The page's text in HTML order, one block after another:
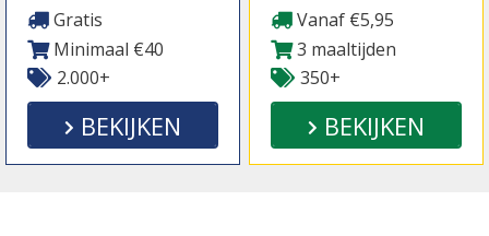
Gratis
Minimaal €40
2.000+
BEKIJKEN
Vanaf €5,95
3 maaltijden
350+
BEKIJKEN